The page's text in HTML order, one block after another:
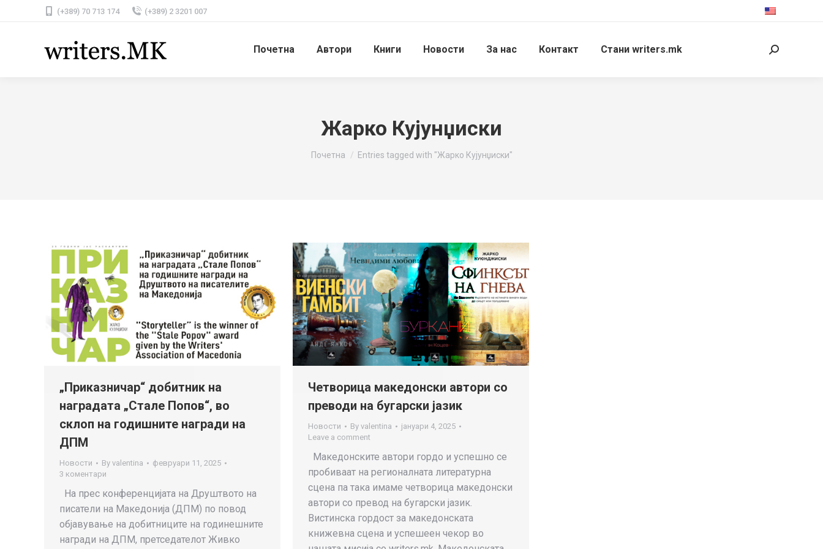
(+389) 70 713 174 (+389) 2 3201 007
Почетна Автори Книги Новости За нас Контакт Стани writers.mk Search:
Жарко Кујунџиски
You are here:
Почетна Entries tagged with "Жарко Кујунџиски"
„Приказничар“ добитник на
наградата „Стале Попов“, во
склоп на годишните награди на
ДПМ
Новости By valentina
февруари 11, 2025
3 коментари
На прес конференцијата на Друштвото на
писатели на Македонија (ДПМ) по повод
објавување на добитниците на годинешните
награди на ДПМ, претседателот Живко
Четворица македонски автори со
преводи на бугарски јазик
Новости By valentina
јануари 4, 2025
Leave a comment
Македонските автори гордо и успешно се
пробиваат на регионалната литературна
сцена па така имаме четворица македонски
автори со превод на бугарски јазик.
Вистинска гордост за македонската
книжевна сцена и успешеен чекор во